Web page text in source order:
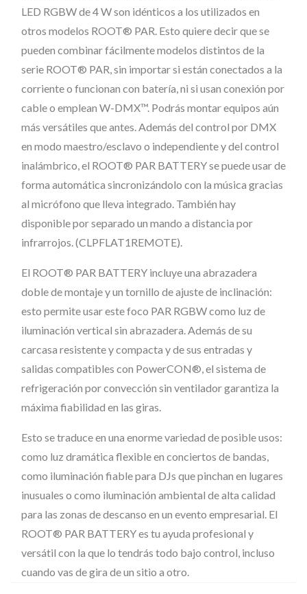
r
a
n
s
m
i
s
i
ó
n
M
X
i
n
a
l
á
b
r
i
c
a
m
e
LED RGBW de 4 W son idénticos a los utilizados en
otros modelos ROOT® PAR. Esto quiere decir que se
pueden combinar fácilmente modelos distintos de la
serie ROOT® PAR, sin importar si están conectados a la
corriente o funcionan con batería, ni si usan conexión por
cable o emplean W-DMX™. Podrás montar equipos aún
más versátiles que antes. Además del control por DMX
en modo maestro/esclavo o independiente y del control
inalámbrico, el ROOT® PAR BATTERY se puede usar de
forma automática sincronizándolo con la música gracias
al micrófono que lleva integrado. También hay
disponible por separado un mando a distancia por
infrarrojos. (CLPFLAT1REMOTE).
El ROOT® PAR BATTERY incluye una abrazadera
doble de montaje y un tornillo de ajuste de inclinación:
esto permite usar este foco PAR RGBW como luz de
iluminación vertical sin abrazadera. Además de su
carcasa resistente y compacta y de sus entradas y
salidas compatibles con PowerCON®, el sistema de
refrigeración por convección sin ventilador garantiza la
máxima fiabilidad en las giras.
Esto se traduce en una enorme variedad de posible usos:
como luz dramática flexible en conciertos de bandas,
como iluminación fiable para DJs que pinchan en lugares
inusuales o como iluminación ambiental de alta calidad
para las zonas de descanso en un evento empresarial. El
ROOT® PAR BATTERY es tu ayuda profesional y
versátil con la que lo tendrás todo bajo control, incluso
cuando vas de gira de un sitio a otro.